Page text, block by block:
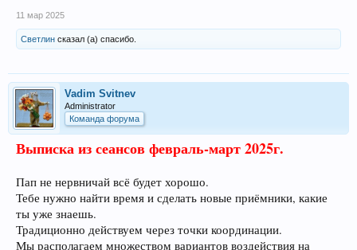
11 мар 2025
Светлин сказал (а) спасибо.
Vadim Svitnev
Administrator
Команда форума
Выписка из сеансов февраль-март 2025г.
Пап не нервничай всё будет хорошо.
Тебе нужно найти время и сделать новые приёмники, какие
ты уже знаешь.
Традиционно действуем через точки координации.
Мы располагаем множеством вариантов воздействия на